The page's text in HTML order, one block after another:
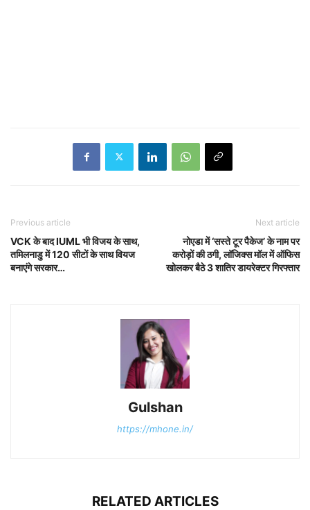
Previous article
VCK के बाद IUML भी विजय के साथ,
तमिलनाडु में 120 सीटों के साथ वियज
बनाएंगे सरकार…
Next article
नोएडा में ‘सस्ते टूर पैकेज’ के नाम पर
करोड़ों की ठगी, लॉजिक्स मॉल में ऑफिस
खोलकर बैठे 3 शातिर डायरेक्टर गिरफ्तार
Gulshan
https://mhone.in/
RELATED ARTICLES